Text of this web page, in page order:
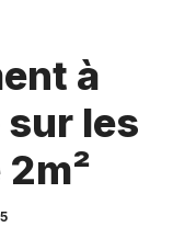
à
sur les